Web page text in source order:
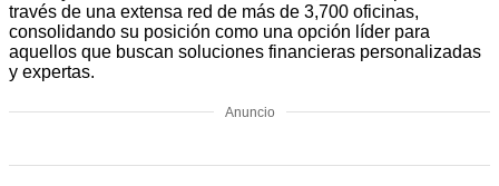
través de una extensa red de más de 3,700 oficinas,
consolidando su posición como una opción líder para
aquellos que buscan soluciones financieras personalizadas
y expertas.
Anuncio